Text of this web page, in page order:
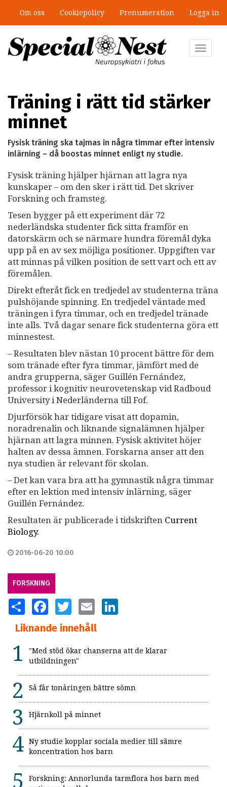
huvudinnehåll
Om oss Cookiepolicy Prenumeration Logga in
Toggle
Träning i rätt tid stärker
minnet
Fysisk träning ska tajmas in några timmar efter intensiv
inlärning – då boostas minnet enligt ny studie.
Fysisk träning hjälper hjärnan att lagra nya
kunskaper – om den sker i rätt tid. Det skriver
Forskning och framsteg.
Tesen bygger på ett experiment där 72
nederländska studenter fick sitta framför en
datorskärm och se närmare hundra föremål dyka
upp på en av sex möjliga positioner. Uppgiften var
att minnas på vilken position de sett vart och ett av
föremålen.
Direkt efteråt fick en tredjedel av studenterna träna
pulshöjande spinning. En tredjedel väntade med
träningen i fyra timmar, och en tredjedel tränade
inte alls. Två dagar senare fick studenterna göra ett
minnestest.
– Resultaten blev nästan 10 procent bättre för dem
som tränade efter fyra timmar, jämfört med de
andra grupperna, säger Guillén Fernández,
professor i kognitiv neurovetenskap vid Radboud
University i Nederländerna till Fof.
Djurförsök har tidigare visat att dopamin,
noradrenalin och liknande signalämnen hjälper
hjärnan att lagra minnen. Fysisk aktivitet höjer
halten av dessa ämnen. Forskarna anser att den
nya studien är relevant för skolan.
– Det kan vara bra att ha gymnastik några timmar
efter en lektion med intensiv inlärning, säger
Guillén Fernández.
Resultaten är publicerade i tidskriften Current
Biology.
2016-06-20 10:00
FORSKNING
SHARE FACEBOOKTWITTER EMAIL
Liknande innehåll
"Med stöd ökar chanserna att de klarar
utbildningen"
Så får tonåringen bättre sömn
Hjärnkoll på minnet
Ny studie kopplar sociala medier till sämre
koncentration hos barn
Forskning: Annorlunda tarmflora hos barn med